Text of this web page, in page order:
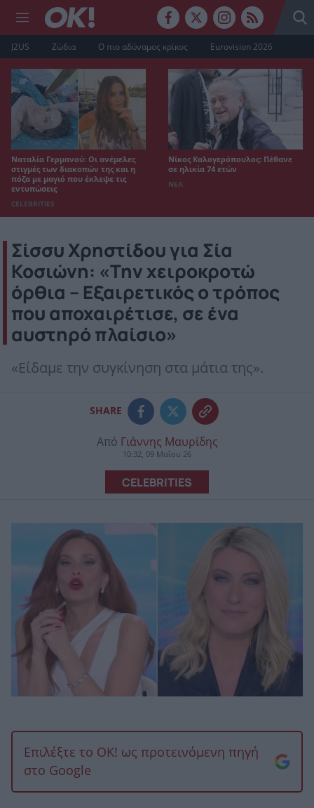
J2US Ζώδια Ο πιο αδύναμος κρίκος Eurovision 2026
Ναταλία Γερμανού: Οι ανέμελες
στιγμές των διακοπών της και η
πόζα με μαγιό που έκλεψε τις
εντυπώσεις
CELEBRITIES
Νίκος Καλογερόπουλος: Πέθανε
σε ηλικία 74 ετών
ΝΕΑ
Σίσσυ Χρηστίδου για Σία
Κοσιώνη: «Την χειροκροτώ
όρθια – Εξαιρετικός ο τρόπος
που αποχαιρέτισε, σε ένα
αυστηρό πλαίσιο»
«Είδαμε την συγκίνηση στα μάτια της».
SHARE
Από Γιάννης Μαυρίδης
10:32, 09 Μαΐου 26
CELEBRITIES
Επιλέξτε το OK! ως προτεινόμενη πηγή
στο Google